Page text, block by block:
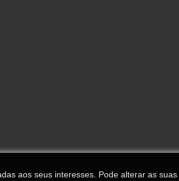
aos seus interesses. Pode alterar as